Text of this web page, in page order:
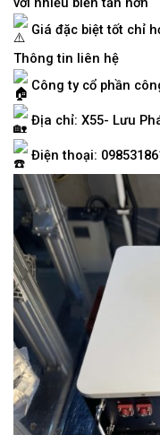
Giá đặc biệt tốt chỉ
Thông tin liên hệ
Công ty cổ phần
Địa chỉ: X55- Lưu
Điện thoại: